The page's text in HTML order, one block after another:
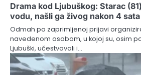
Drama kod Ljubuškog: Starac
vodu, našli ga živog nakon 4 sata
Odmah po zaprimljenoj prijavi
navedenom osobom, u kojoj su, osim
Ljubuški, učestvovali i…